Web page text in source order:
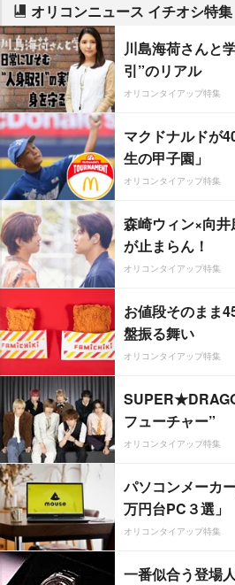
オリコンニュース イチオシ特集
川島海荷さんと
引”のリアル
オリコンタイアップ特集
マクドナルドが
生の甲子園」
オリコンタイアップ特集
森崎ウィン×向
が止まらん！
オリコンタイアップ特集
お値段そのまま
盤振る舞い
オリコンタイアップ特集
フューチャー”
オリコンタイアップ特集
パソコンメーカ
万円台PC３選」
オリコンタイアップ特集
一番似合う登場